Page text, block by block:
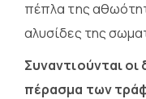
πέπλα της
αλυσίδες της
Συναντιούνται
πέρασμα των